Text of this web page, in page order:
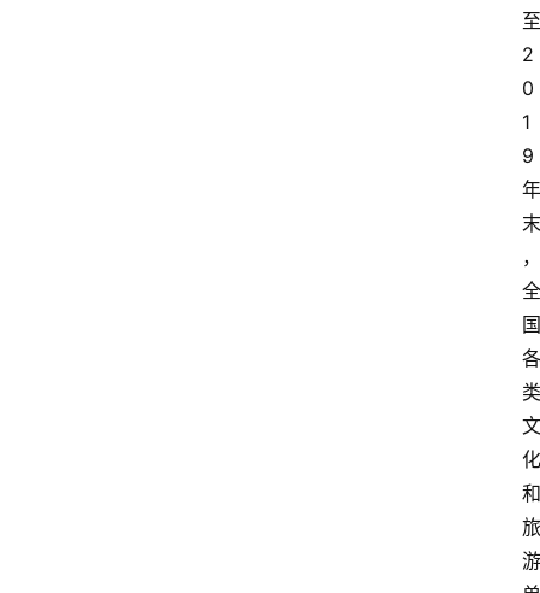
至
2
0
1
9
年
末
，
全
国
各
类
文
化
和
旅
游